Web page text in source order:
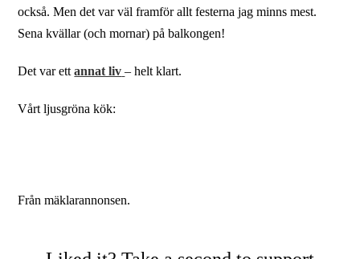
också. Men det var väl framför allt festerna jag minns mest.
Sena kvällar (och mornar) på balkongen!
Det var ettannat liv – helt klart.
Vårt ljusgröna kök:
Från mäklarannonsen.